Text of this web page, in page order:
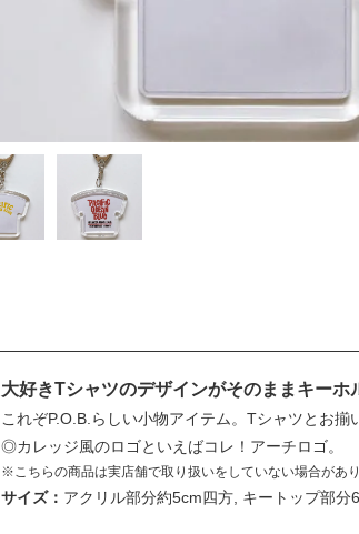
大好きTシャツのデザインがそのままキーホ
これぞP.O.B.らしい小物アイテム。Tシャツとお
◎カレッジ風のロゴといえばコレ！アーチロゴ。
※こちらの商品は実店舗で取り扱いをしていない場合があ
サイズ： アクリル部分約5cm四方, キートップ部分